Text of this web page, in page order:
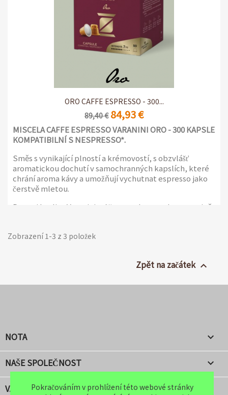
ORO CAFFE ESPRESSO - 300...
89,40 € 84,93 €
MISCELA CAFFE ESPRESSO VARANINI ORO - 300 KAPSLE
KOMPATIBILNÍ S NESPRESSO*.
Směs s vynikající plností a krémovostí, s obzvlášť
aromatickou dochutí v samochranných kapslích, které
chrání aroma kávy a umožňují vychutnat espresso jako
čerstvě mletou.
Dnes si kvalitu Varanini můžete vychutnat doma, stejně
maximálního aroma a jedinečné chuti, která
6 balení po 50 samochranných kapslích
Zobrazení 1-3 z 3 položek
Zpět na začátek 
NOTA 
NAŠE SPOLEČNOST 
VÁŠ ÚČETPokračováním v prohlížení této webové stránky